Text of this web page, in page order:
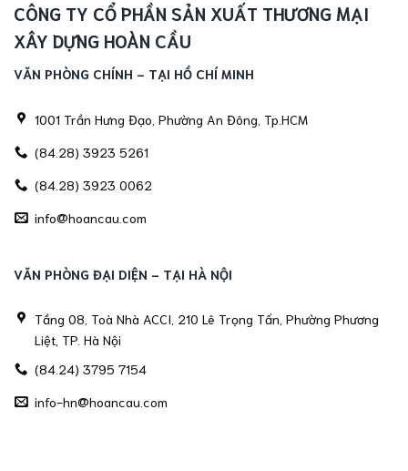
CÔNG TY CỔ PHẦN SẢN XUẤT THƯƠNG MẠI
XÂY DỰNG HOÀN CẦU
VĂN PHÒNG CHÍNH - TẠI HỒ CHÍ MINH
1001 Trần Hưng Đạo, Phường An Đông, Tp.HCM
(84.28) 3923 5261
(84.28) 3923 0062
info@hoancau.com
VĂN PHÒNG ĐẠI DIỆN - TẠI HÀ NỘI
Tầng 08, Toà Nhà ACCI, 210 Lê Trọng Tấn, Phường Phương
Liệt, TP. Hà Nội
(84.24) 3795 7154
info-hn@hoancau.com